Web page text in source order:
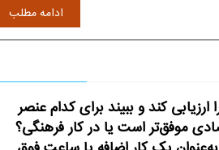
ادامه مطلب
کند و ببیند برای کدام عنصر
موفق‌تر است یا در کار فرهنگی؟